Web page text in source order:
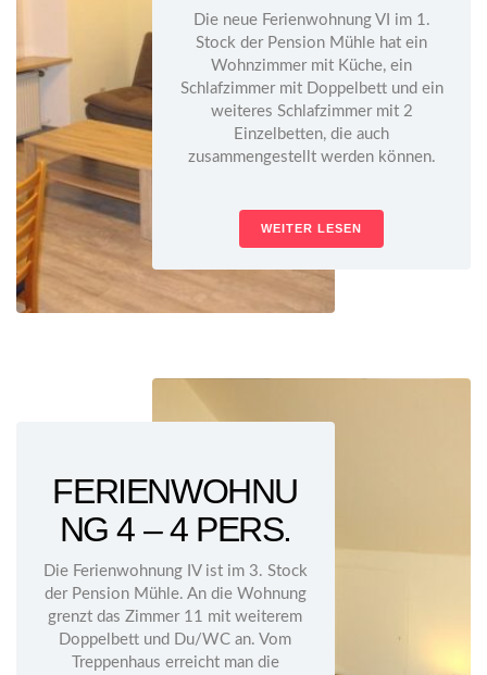
Die neue Ferienwohnung VI im 1.
Stock der Pension Mühle hat ein
Wohnzimmer mit Küche, ein
Schlafzimmer mit Doppelbett und ein
weiteres Schlafzimmer mit 2
Einzelbetten, die auch
zusammengestellt werden können.
WEITER LESEN
FERIENWOHNU
NG 4 – 4 PERS.
Die Ferienwohnung IV ist im 3. Stock
der Pension Mühle. An die Wohnung
grenzt das Zimmer 11 mit weiterem
Doppelbett und Du/WC an. Vom
Treppenhaus erreicht man die